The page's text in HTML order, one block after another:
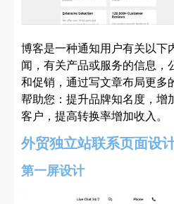
博客是一种通知用户有关以下
闻，有关产品或服务的信息，
和促销，通过写文章布局更多
帮助您：提升品牌知名度，增
客户，提高转换率增加收入。
外贸独立站联系页面设
第一屏设计